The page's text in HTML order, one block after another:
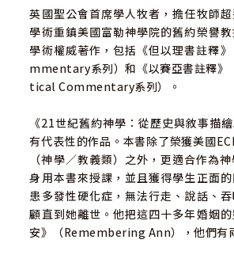
英國聖公會首席學人牧者，擔任牧師
學術重鎮美國富勒神學院的舊約榮譽
學術權威著作，包括《但以理書註釋
mmentary系列）和《以賽亞書註釋
tical Commentary系列）。
《21世紀舊約神學：從歷史與敘事描
有代表性的作品。本書除了榮獲美國
（神學∕教義類）之外，更適合作為神
身用本書來授課，並且獲得學生正面
患多發性硬化症，無法行走、說話、
顧直到她離世。他把這四十多年婚姻
安》（Remembering Ann），他們有